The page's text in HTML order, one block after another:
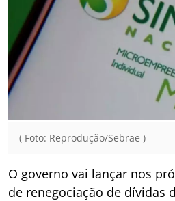
( Foto: Reprodução/Sebrae )
O governo vai lançar nos
de renegociação de dívidas